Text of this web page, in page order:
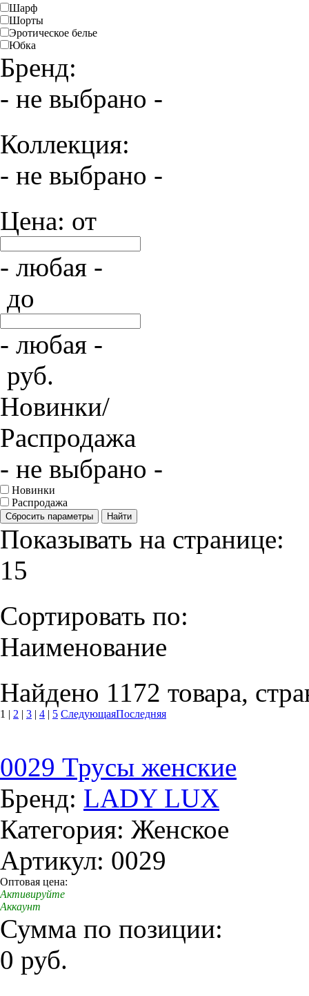
Шарф
Шорты
Эротическое белье
Юбка
Бренд:
- не выбрано -
Коллекция:
- не выбрано -
Цена: от
- любая -
до
- любая -
руб.
Новинки/
Распродажа
- не выбрано -
Новинки
Распродажа
Сбросить параметры Найти
Показывать на странице:
15
Сортировать по:
Наименование
Найдено 1172 товара,
1 | 2 | 3 | 4 | 5 СледующаяПоследняя
0029 Трусы женские
Бренд: LADY LUX
Категория: Женское
Артикул: 0029
Оптовая цена:
Активируйте
Аккаунт
Сумма по позиции:
0 руб.